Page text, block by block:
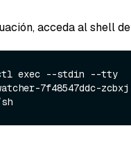
acceda al shell
exec --stdin --tty
7f48547ddc-